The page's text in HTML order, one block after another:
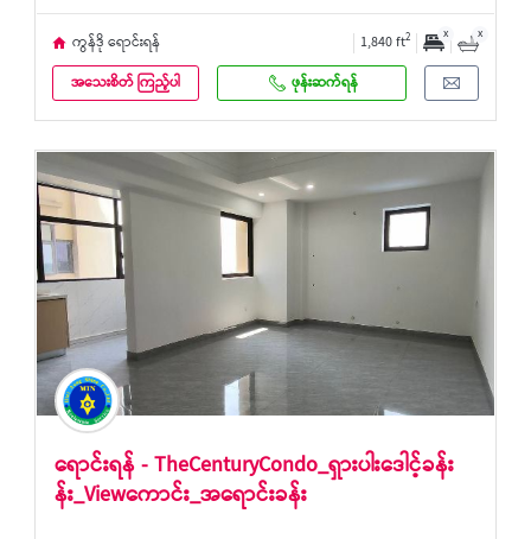
ကွန်ဒို ရောင်းရန် 1,840 ft2 x x
အသေးစိတ် ကြည့်ပါ ဖုန်းဆက်ရန်
ရောင်းရန် - TheCenturyCondo_‌ရှားပါးဒေါင့်ခန်း
န်း_Viewကောင်း_အရောင်းခန်း